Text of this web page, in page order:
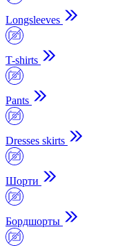
Longsleeves
T-shirts
Pants
Dresses skirts
Шорти
Бордшорты